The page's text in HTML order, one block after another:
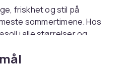
friskhet og stil på
sommertimene. Hos
i alle størrelser og
mot opptil 95% av